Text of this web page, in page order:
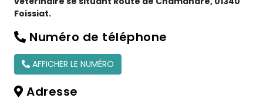
Foissiat.
Numéro de téléphone
AFFICHER LE NUMÉRO
Adresse